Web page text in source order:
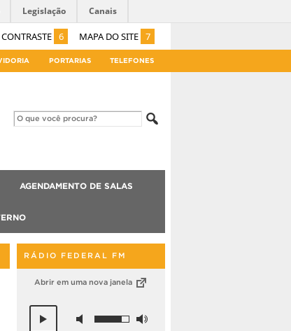
CONTRASTE 6 MAPA DO SITE 7
Legislação Canais
PORTARIAS TELEFONES
AGENDAMENTO DE SALAS
RÁDIO FEDERAL FM
Abrir em uma nova janela